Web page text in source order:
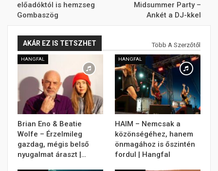
előadóktól is hemzseg
Gombaszög
Midsummer Party –
Ankét a DJ-kkel
AKÁR EZ IS TETSZHET Több A Szerzőtől
HANGFAL
Brian Eno & Beatie
Wolfe – Érzelmileg
gazdag, mégis belső
nyugalmat áraszt |…
HANGFAL
HAIM – Nemcsak a
közönségéhez, hanem
önmagához is őszintén
fordul | Hangfal